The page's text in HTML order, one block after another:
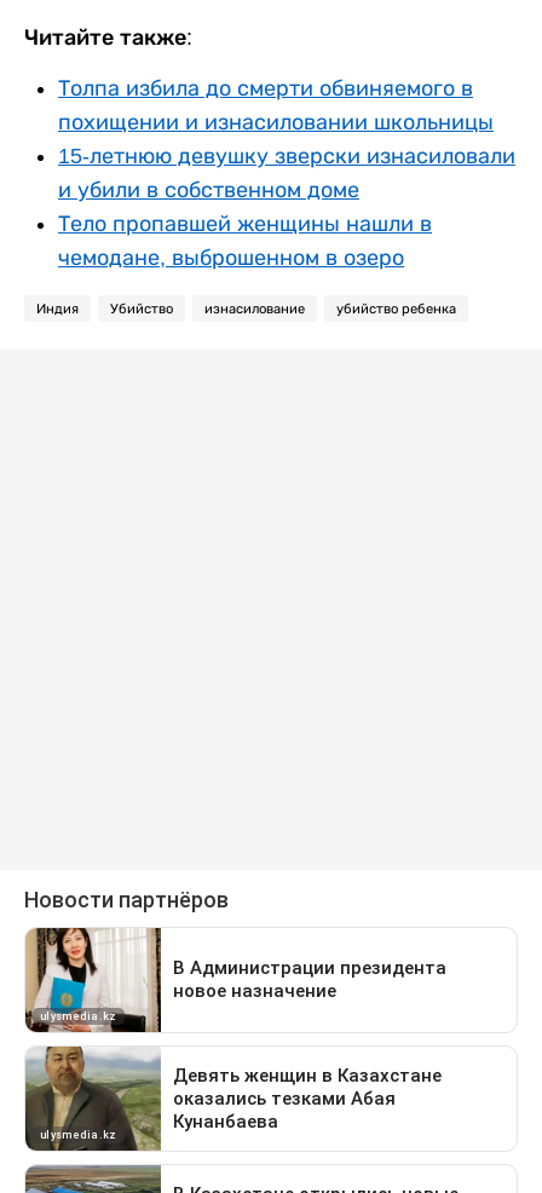
Читайте также:
Толпа избила до смерти обвиняемого в
похищении и изнасиловании школьницы
15-летнюю девушку зверски изнасиловали
и убили в собственном доме
Тело пропавшей женщины нашли в
чемодане, выброшенном в озеро
Индия Убийство изнасилование убийство ребенка